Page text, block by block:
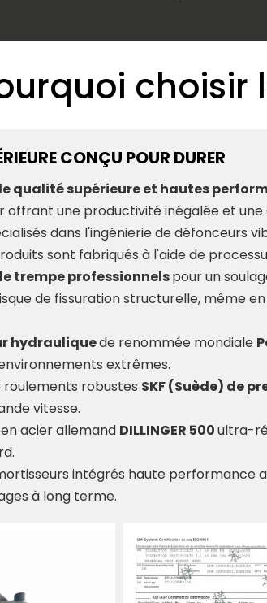
choisir
CONÇU POUR DURER
qualité supérieure et hautes
une productivité inégalée et une
dans l'ingénierie de défonceurs
sont fabriqués à l'aide de
trempe professionnelspour un
de fissuration structurelle, même
hydrauliquede renommée mondiale
extrêmes.
roulements robustes SKF (Suède) de
vitesse.
en acier allemand DILLINGER 500ultra-
intégrés haute performance
à long terme.